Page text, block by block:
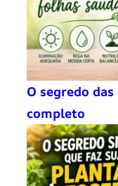
O segredo
completo